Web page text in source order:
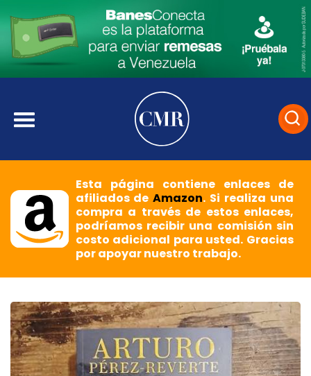
Esta página contiene enlaces de
afiliados deAmazon. Si realiza una
compra a través de estos enlaces,
podríamos recibir una comisión sin
costo adicional para usted. Gracias
por apoyar nuestro trabajo.